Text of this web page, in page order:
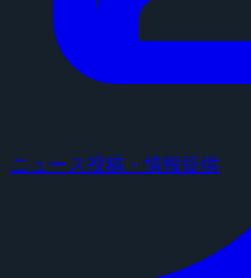
ニュース投稿・情報提供